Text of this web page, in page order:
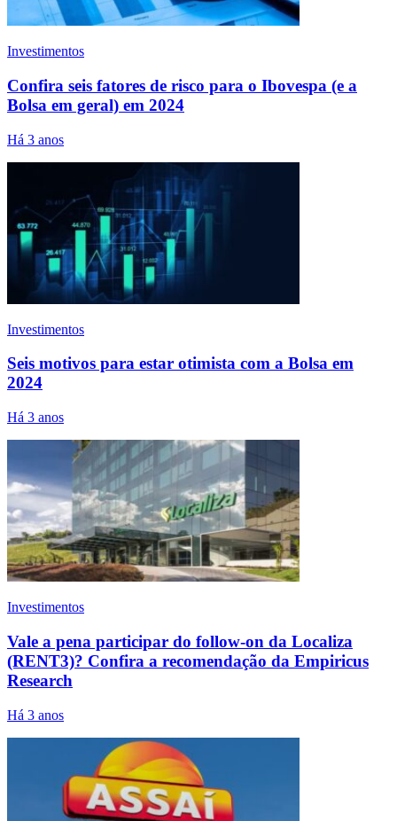
Investimentos
Confira seis fatores de risco para o Ibovespa (e a
Bolsa em geral) em 2024
Há 3 anos
Investimentos
Seis motivos para estar otimista com a Bolsa em
2024
Há 3 anos
Investimentos
Vale a pena participar do follow-on da Localiza
(RENT3)? Confira a recomendação da Empiricus
Research
Há 3 anos